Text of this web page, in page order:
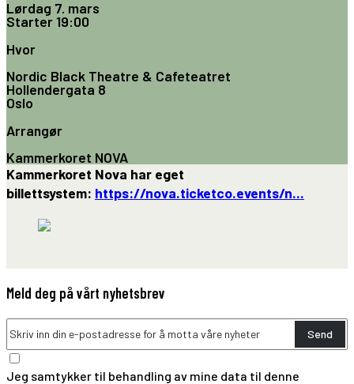
Lørdag 7. mars
Starter19:00
Hvor
Nordic Black Theatre & Cafeteatret
Hollendergata 8
Oslo
Arrangør
Kammerkoret NOVA
Kammerkoret Nova har eget
billettsystem: https://nova.ticketco.events/n...
Meld deg på vårt nyhetsbrev
Send
Jeg samtykker til behandling av mine data til denne